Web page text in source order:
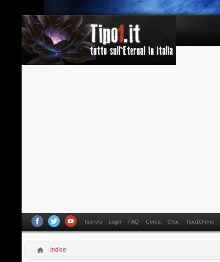
Iscriviti Login FAQ Cerca Chat Tipo1Online
Indice